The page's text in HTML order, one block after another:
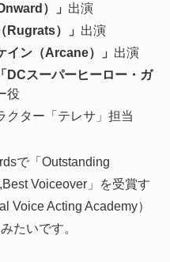
）」 出演
Rugrats）」 出演
イン（Arcane）」 出演
DCスーパーヒーロー・ガ
役
クター「テレサ」担当
で「Outstanding
Voiceover」を受賞す
Voice Acting Academy）
たいです。